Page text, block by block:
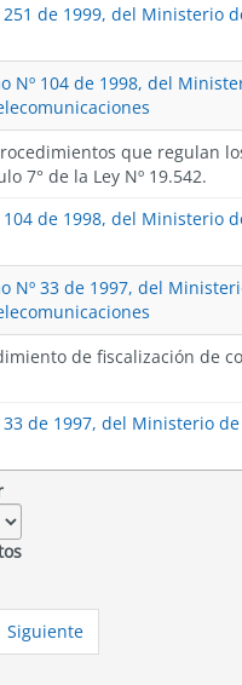
251 de 1999, del Ministerio
Nº 104 de 1998, del
que regulan
7° de la Ley Nº 19.542.
104 de 1998, del Ministerio
Nº 33 de 1997, del
de fiscalización de
33 de 1997, del Ministerio
Siguiente